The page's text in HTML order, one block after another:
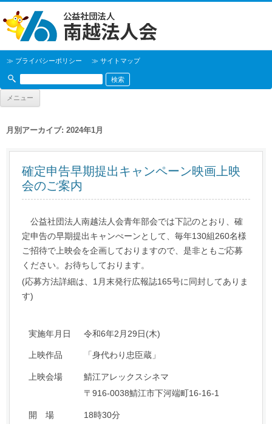
≫ プライバシーポリシー ≫ サイトマップ
メニュー
月別アーカイブ: 2024年1月
確定申告早期提出キャンペーン映画上映
会のご案内
公益社団法人南越法人会青年部会では下記のとおり、確
定申告の早期提出キャンぺーンとして、毎年130組260名様
ご招待で上映会を企画しておりますので、是非ともご応募
ください。お待ちしております。
(応募方法詳細は、1月末発行広報誌165号に同封してありま
す)
実施年月日 令和6年2月29日(木)
上映作品 「身代わり忠臣蔵」
上映会場
鯖江アレックスシネマ
〒916-0038鯖江市下河端町16-16-1
開 場 18時30分